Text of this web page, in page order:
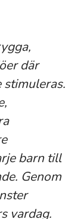
där
stimuleras.
barn till
Genom
vardag.